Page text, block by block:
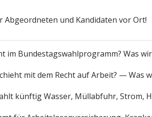
Abgeordneten und Kandidaten vor Ort!
im Bundestagswahlprogramm? Was
mit dem Recht auf Arbeit? — Was
künftig Wasser, Müllabfuhr, Strom,